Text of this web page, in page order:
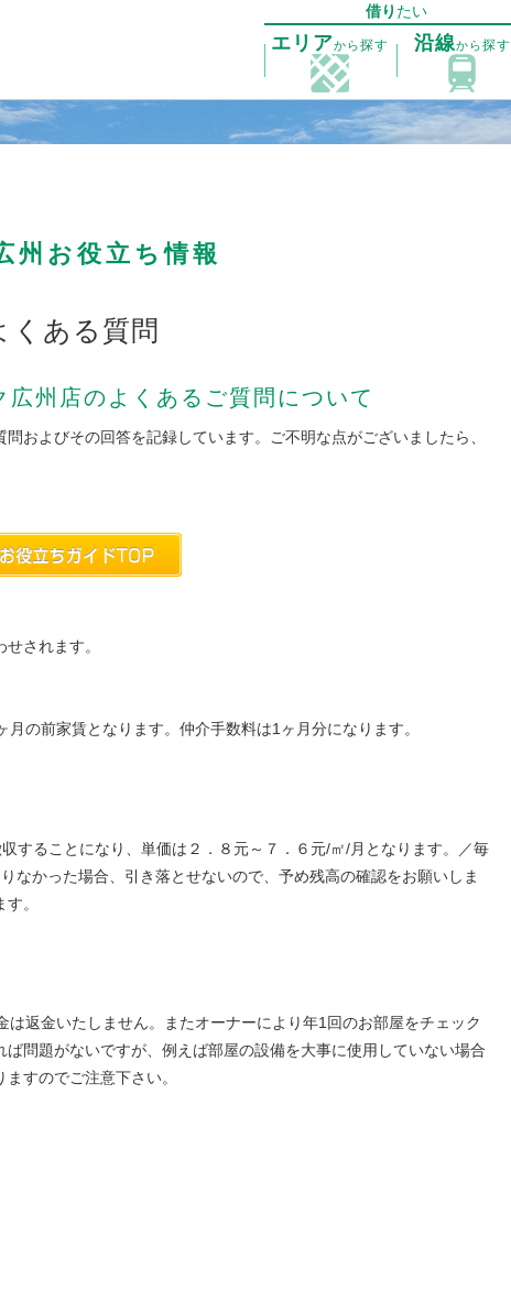
借り たい
エリアから探す 沿線から探す
州お役立ち情報
くある質問
広州店のよくあるご質問について
およびその回答を記録しています。ご不明な点がございましたら、
されます。
の前家賃となります。仲介手数料は1ヶ月分になります。
することになり、単価は２．８元～７．６元/㎡/月となります。／毎
なかった場合、引き落とせないので、予め残高の確認をお願いしま
。
返金いたしません。またオーナーにより年1回のお部屋をチェック
問題がないですが、例えば部屋の設備を大事に使用していない場合
すのでご注意下さい。